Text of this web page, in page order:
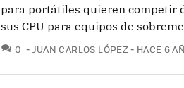
para portátiles quieren competir
sus CPU para equipos de
0 COMENTARIOS
JUAN CARLOS LÓPEZ HACE 6